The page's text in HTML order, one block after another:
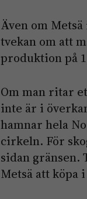
Även om
tvekan om att
produktion på
Om man ritar
inte är i
hamnar hela
­cirkeln. För
sidan gränsen.
Metsä att köpa